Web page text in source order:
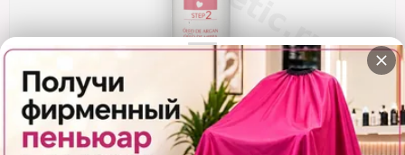
Ещё категории
✓ Отправка 24ч · ✓ Оригинал ✓ Поддержка